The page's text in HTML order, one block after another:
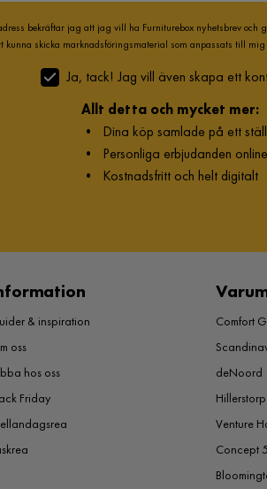
bekräftar jag att jag vill ha Furniturebox nyhetsbrev och
kunna skicka marknadsföringsmaterial som anpassats till
Ja, tack! Jag vill även skapa ett
Allt detta och mycket mer:
• Dina köp samlade på ett
• Personliga erbjudanden
• Kostnadsfritt och helt digitalt
& inspiration
oss
hos oss
Friday
Comfort
deNoord
Hillerstorp
Venture
Concept